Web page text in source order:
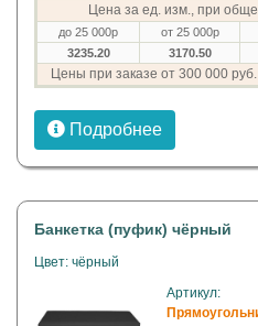
Цена за ед. изм., при
до 25 000р от 25 000р
3235.20
3170.50
Цены при заказе от 300 000
Подробнее
Банкетка (пуфик) чёрный
Цвет: чёрный
Артикул: